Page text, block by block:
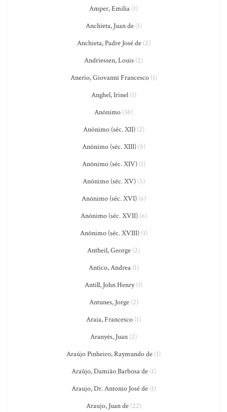
Amper, Emilia (1)
Anchieta, Juan de(1)
Anchieta, Padre José de(2)
Andriessen, Louis (2)
Anerio, Giovanni Francesco(1)
Anghel, Irinel(1)
Anônimo (38)
Anônimo (séc. XII)(2)
Anônimo (séc. XIII)(5)
Anônimo (séc. XIV)(1)
Anônimo (séc. XV)(5)
Anônimo (séc. XVI)(6)
Anônimo (séc. XVII)(6)
Anônimo (séc. XVIII)(1)
Antheil, George (2)
Antico, Andrea(1)
Antill, John Henry(1)
Antunes, Jorge(2)
Araia, Francesco (1)
Aranyés, Juan (2)
Araújo Pinheiro, Raymundo de (1)
Araújo, Damião Barbosa de(1)
Araujo, Dr. Antonio José de(1)
Araujo, Juan de(22)